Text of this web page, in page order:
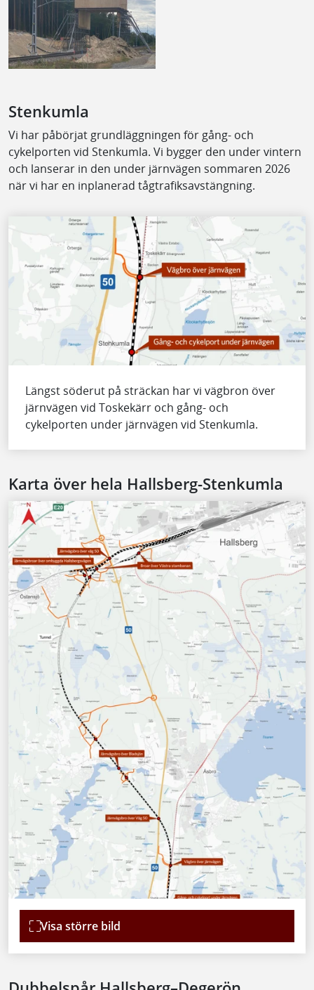
Stenkumla
Vi har påbörjat grundläggningen för gång- och
cykelporten vid Stenkumla. Vi bygger den under vintern
och lanserar in den under järnvägen sommaren 2026
när vi har en inplanerad tågtrafiksavstängning.
Längst söderut på sträckan har vi vägbron över
järnvägen vid Toskekärr och gång- och
cykelporten under järnvägen vid Stenkumla.
Karta över hela Hallsberg-Stenkumla
Visa större bild